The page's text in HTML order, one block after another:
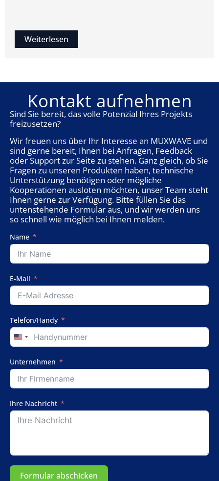
Weiterlesen
Kontakt aufnehmen
Sind Sie bereit, das volle Potenzial Ihres Projekts
freizusetzen?
Wir freuen uns über Ihr Interesse an MUXWAVE und
sind gerne bereit, Ihnen bei Anfragen, Feedback
oder Support zur Seite zu stehen. Ganz gleich, ob Sie
Fragen zu unseren Produkten haben, technische
Unterstützung benötigen oder mögliche
Kooperationen ausloten möchten, unser Team steht
Ihnen gerne zur Verfügung. Bitte füllen Sie das
untenstehende Formular aus, und wir werden uns
so schnell wie möglich bei Ihnen melden.
Name
E-Mail
Telefon/Handy
United
States
+1
Unternehmen
Ihre Nachricht
Formular abschicken